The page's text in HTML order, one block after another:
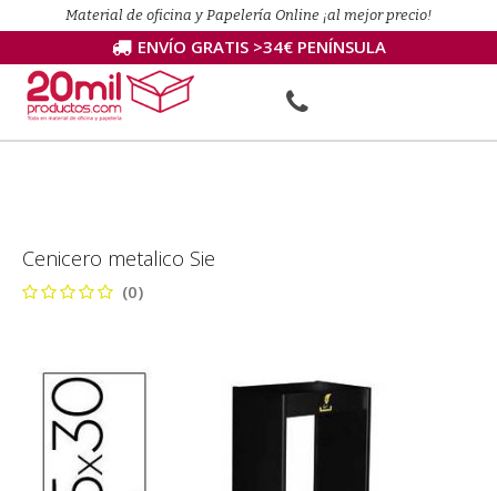
Material de oficina y Papelería Online ¡al mejor precio!
ENVÍO GRATIS >34€ PENÍNSULA
Cenicero metalico Sie
(0)